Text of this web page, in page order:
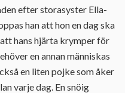
efter storasyster Ella-
han att hon en dag ska
hans hjärta krymper för
en annan människas
en liten pojke som åker
varje dag. En snöig